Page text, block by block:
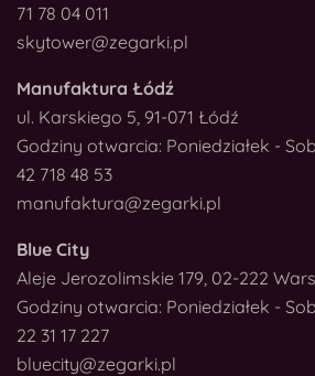
71 78 04 011
skytower@zegarki.pl
Manufaktura Łódź
ul. Karskiego 5, 91-071 Łódź
Godziny otwarcia: Poniedziałek -
42 718 48 53
manufaktura@zegarki.pl
Blue City
Aleje Jerozolimskie 179, 02-222
Godziny otwarcia: Poniedziałek -
22 31 17 227
bluecity@zegarki.pl